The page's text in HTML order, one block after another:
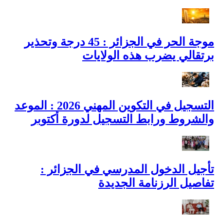
موجة الحر في الجزائر : 45 درجة وتحذير
برتقالي يضرب هذه الولايات
التسجيل في التكوين المهني 2026 : الموعد
والشروط ورابط التسجيل لدورة أكتوبر
تأجيل الدخول المدرسي في الجزائر :
تفاصيل الرزنامة الجديدة